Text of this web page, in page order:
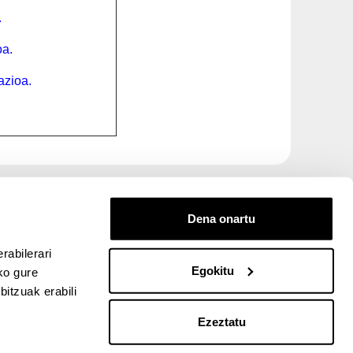
gure
erabili
Dena onartu
Egokitu
Ezeztatu
nueva)
ventana nueva)
(abre ventana nueva)
en YouTube (abre ventana nueva)